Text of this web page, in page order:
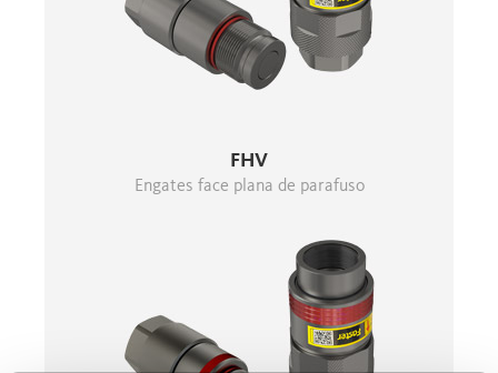
FHV
Engates face plana de parafuso